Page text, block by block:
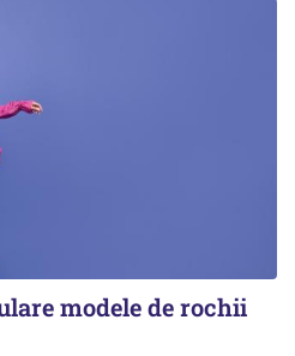
modele de rochii